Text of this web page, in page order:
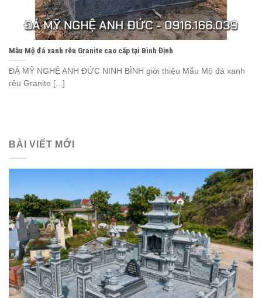
Mẫu Mộ đá xanh rêu Granite cao cấp tại Bình Định
ĐÁ MỸ NGHỆ ANH ĐỨC NINH BÌNH giới thiệu Mẫu Mộ đá xanh
rêu Granite [...]
BÀI VIẾT MỚI